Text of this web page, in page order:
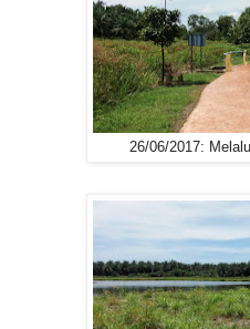
26/06/2017: